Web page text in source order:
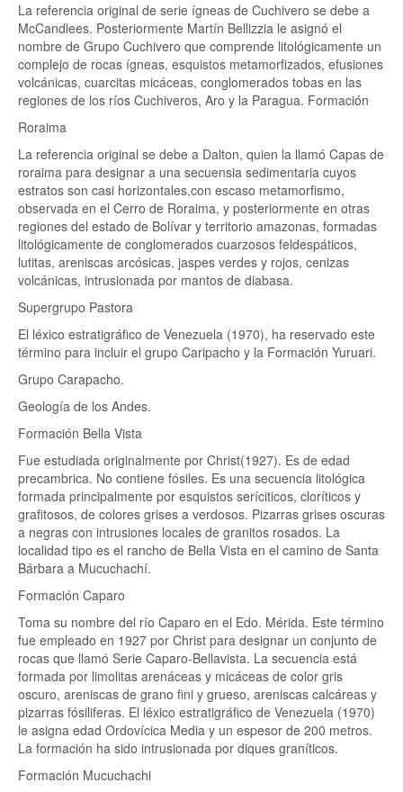
La referencia original de serie ígneas de Cuchivero se debe a
McCandlees. Posteriormente Martín Bellizzia le asignó el
nombre de Grupo Cuchivero que comprende litológicamente un
complejo de rocas ígneas, esquistos metamorfizados, efusiones
volcánicas, cuarcitas micáceas, conglomerados tobas en las
regiones de los ríos Cuchiveros, Aro y la Paragua. Formación
Roraima
La referencia original se debe a Dalton, quien la llamó Capas de
roraima para designar a una secuensia sedimentaria cuyos
estratos son casi horizontales,con escaso metamorfismo,
observada en el Cerro de Roraima, y posteriormente en otras
regiones del estado de Bolívar y territorio amazonas, formadas
litológicamente de conglomerados cuarzosos feldespáticos,
lutitas, areniscas arcósicas, jaspes verdes y rojos, cenizas
volcánicas, intrusionada por mantos de diabasa.
Supergrupo Pastora
El léxico estratigráfico de Venezuela (1970), ha reservado este
término para incluir el grupo Caripacho y la Formación Yuruari.
Grupo Carapacho.
Geología de los Andes.
Formación Bella Vista
Fue estudiada originalmente por Christ(1927). Es de edad
precambrica. No contiene fósiles. Es una secuencia litológica
formada principalmente por esquistos seríciticos, cloríticos y
grafitosos, de colores grises a verdosos. Pizarras grises oscuras
a negras con intrusiones locales de granitos rosados. La
localidad tipo es el rancho de Bella Vista en el camino de Santa
Bárbara a Mucuchachí.
Formación Caparo
Toma su nombre del río Caparo en el Edo. Mérida. Este término
fue empleado en 1927 por Christ para designar un conjunto de
rocas que llamó Serie Caparo-Bellavista. La secuencia está
formada por limolitas arenáceas y micáceas de color gris
oscuro, areniscas de grano fini y grueso, areniscas calcáreas y
pizarras fósiliferas. El léxico estratigráfico de Venezuela (1970)
le asigna edad Ordovícica Media y un espesor de 200 metros.
La formación ha sido intrusionada por diques graníticos.
Formación Mucuchachi